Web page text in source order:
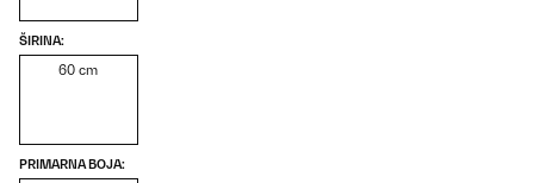
ŠIRINA:
60 cm
PRIMARNA BOJA: